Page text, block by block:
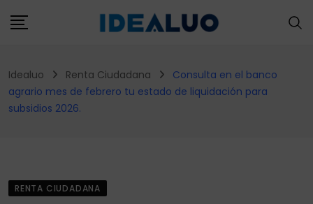
to
Idealuo Renta Ciudadana
Consulta en el banco
agrario mes de febrero tu estado de liquidación para
subsidios 2026.
RENTA CIUDADANA